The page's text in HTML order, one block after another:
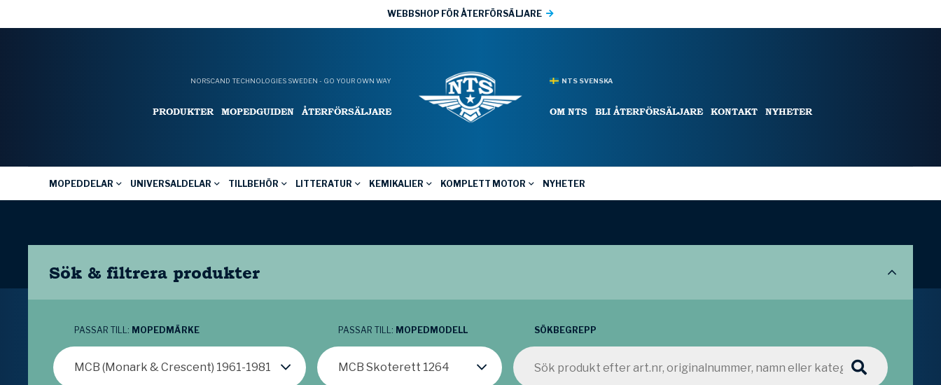
WEBBSHOP FÖR ÅTERFÖRSÄLJARE
NORSCAND TECHNOLOGIES SWEDEN - GO YOUR OWN WAY
PRODUKTER MOPEDGUIDEN ÅTERFÖRSÄLJARE
NTS SVENSKA
OM NTS BLI ÅTERFÖRSÄLJARE KONTAKT NYHETER
MOPEDDELAR UNIVERSALDELAR TILLBEHÖR LITTERATUR KEMIKALIER KOMPLETT MOTOR NYHETER
Sök & filtrera produkter
PASSAR TILL: MOPEDMÄRKE
MCB (Monark & Crescent) 1961-1981
PASSAR TILL: MOPEDMODELL
MCB Skoterett 1264
SÖKBEGREPP